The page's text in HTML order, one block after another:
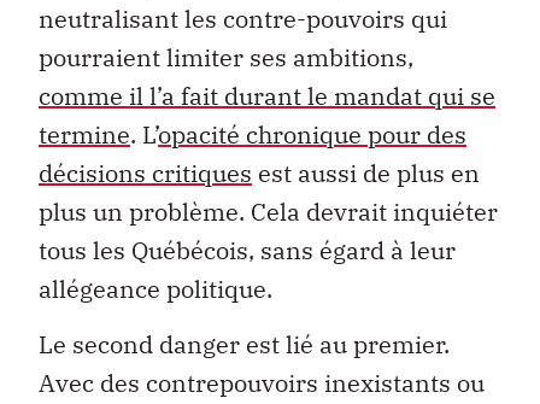
neutralisant les contre-pouvoirs qui
pourraient limiter ses ambitions,
comme il l’a fait durant le mandat qui se
termine. L’opacité chronique pour des
décisions critiques est aussi de plus en
plus un problème. Cela devrait inquiéter
tous les Québécois, sans égard à leur
allégeance politique.
Le second danger est lié au premier.
Avec des contrepouvoirs inexistants ou